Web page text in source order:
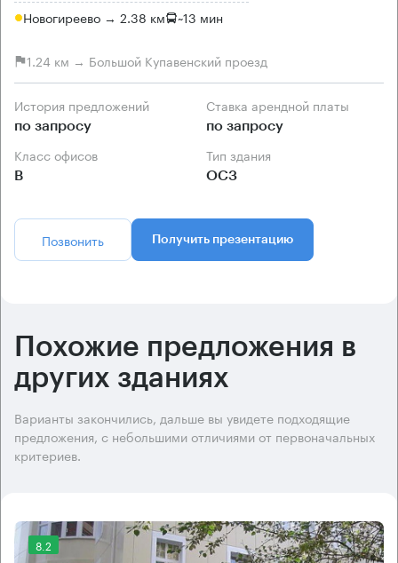
Новогиреево → 2.38 км ~13 мин
1.24 км → Большой Купавенский проезд
История предложений
по запросу
Ставка арендной платы
по запросу
Класс офисов
B
Тип здания
ОСЗ
Позвонить Получить презентацию
Похожие предложения в
других зданиях
Варианты закончились, дальше вы увидете подходящие
предложения, с небольшими отличиями от первоначальных
критериев.
8.2